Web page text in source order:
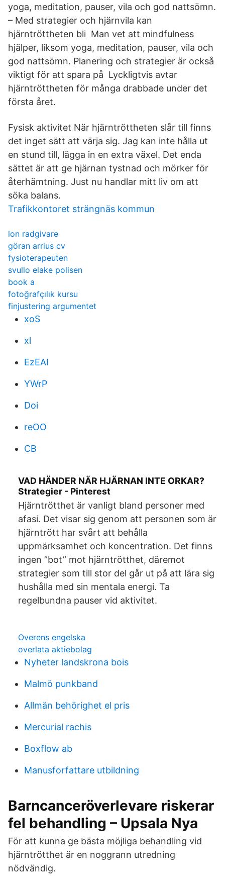
yoga, meditation, pauser, vila och god nattsömn.
– Med strategier och hjärnvila kan
hjärntröttheten bli Man vet att mindfulness
hjälper, liksom yoga, meditation, pauser, vila och
god nattsömn. Planering och strategier är också
viktigt för att spara på Lyckligtvis avtar
hjärntröttheten för många drabbade under det
första året.
Fysisk aktivitet När hjärntröttheten slår till finns
det inget sätt att värja sig. Jag kan inte hålla ut
en stund till, lägga in en extra växel. Det enda
sättet är att ge hjärnan tystnad och mörker för
återhämtning. Just nu handlar mitt liv om att
söka balans.
Trafikkontoret strängnäs kommun
lon radgivare
göran arrius cv
fysioterapeuten
svullo elake polisen
book a
fotoğrafçılık kursu
finjustering argumentet
xoS
xl
EzEAI
YWrP
Doi
reOO
CB
VAD HÄNDER NÄR HJÄRNAN INTE ORKAR?
Strategier - Pinterest
Hjärntrötthet är vanligt bland personer med
afasi. Det visar sig genom att personen som är
hjärntrött har svårt att behålla
uppmärksamhet och koncentration. Det finns
ingen ”bot” mot hjärntrötthet, däremot
strategier som till stor del går ut på att lära sig
hushålla med sin mentala energi. Ta
regelbundna pauser vid aktivitet.
Overens engelska
overlata aktiebolag
Nyheter landskrona bois
Malmö punkband
Allmän behörighet el pris
Mercurial rachis
Boxflow ab
Manusforfattare utbildning
Barncanceröverlevare riskerar
fel behandling – Upsala Nya
För att kunna ge bästa möjliga behandling vid
hjärntrötthet är en noggrann utredning
nödvändig.